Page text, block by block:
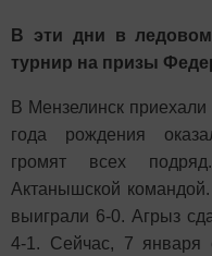
В эти дни в
турнир на призы
В Мензелинск
года рождения
громят всех
Актанышской
выиграли 6-0. Агрыз
4-1. Сейчас, 7 января